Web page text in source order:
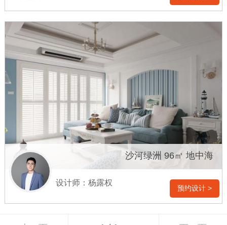
沙河绿洲 96㎡ 地中海
设计师：杨露权
预约设计 >